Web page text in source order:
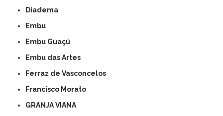
Diadema
Embu
Embu Guaçú
Embu das Artes
Ferraz de Vasconcelos
Francisco Morato
GRANJA VIANA